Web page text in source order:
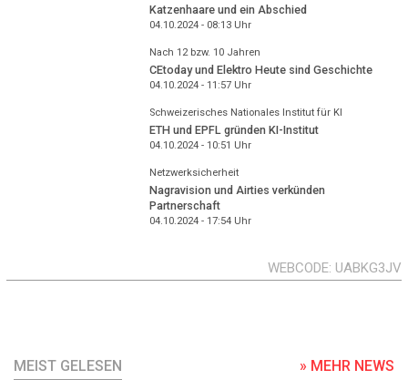
Katzenhaare und ein Abschied
04.10.2024 - 08:13Uhr
Nach 12 bzw. 10 Jahren
CEtoday und Elektro Heute sind Geschichte
04.10.2024 - 11:57Uhr
Schweizerisches Nationales Institut für KI
ETH und EPFL gründen KI-Institut
04.10.2024 - 10:51 Uhr
Netzwerksicherheit
Nagravision und Airties verkünden
Partnerschaft
04.10.2024 - 17:54Uhr
WEBCODE UABKG3JV
MEIST GELESEN » MEHR NEWS